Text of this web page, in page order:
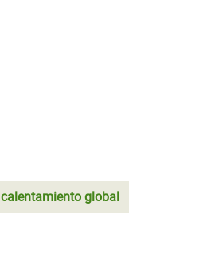
calentamiento global